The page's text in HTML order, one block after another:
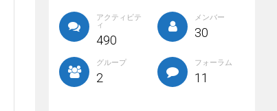
アクティビテ
ィ
490
メンバー
30
グループ
2
フォーラム
11